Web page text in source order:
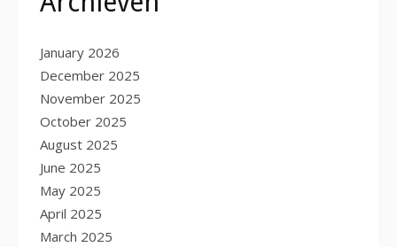
January 2026
December 2025
November 2025
October 2025
August 2025
June 2025
May 2025
April 2025
March 2025